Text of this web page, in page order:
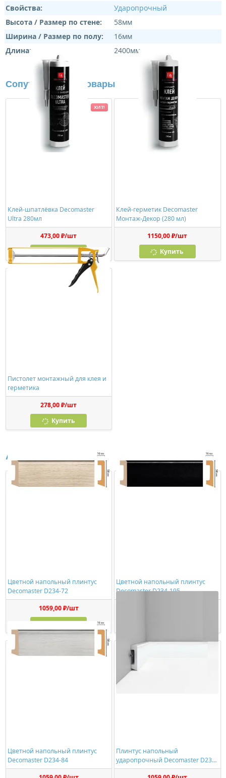
Свойства:
Ударопрочный
Высота / Размер по стене:
58мм
Ширина / Размер по полу:
16мм
Длина:
2400мм
Сопутствующие товары
Клей-шпатлёвка Decomaster
Ultra 280мл
473,00 ₽/шт
Купить
ХИТ!
Клей-герметик Decomaster
Монтаж-Декор (280 мл)
1150,00 ₽/шт
Купить
Пистолет монтажный для клея и
герметика
278,00 ₽/шт
Купить
Аналоги
Цветной напольный плинтус
Decomaster D234-72
1059,00 ₽/шт
Купить
Цветной напольный плинтус
Decomaster D234-195
Цветной напольный плинтус
Decomaster D234-84
Плинтус напольный
ударопрочный Decomaster D234-
114 белый глянец